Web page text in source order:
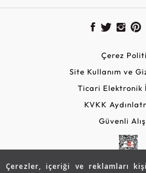
Çerezler, içeriği ve reklamları
Çerez
Site Kullanım ve
Ticari Elektronik
KVKK
Güvenli